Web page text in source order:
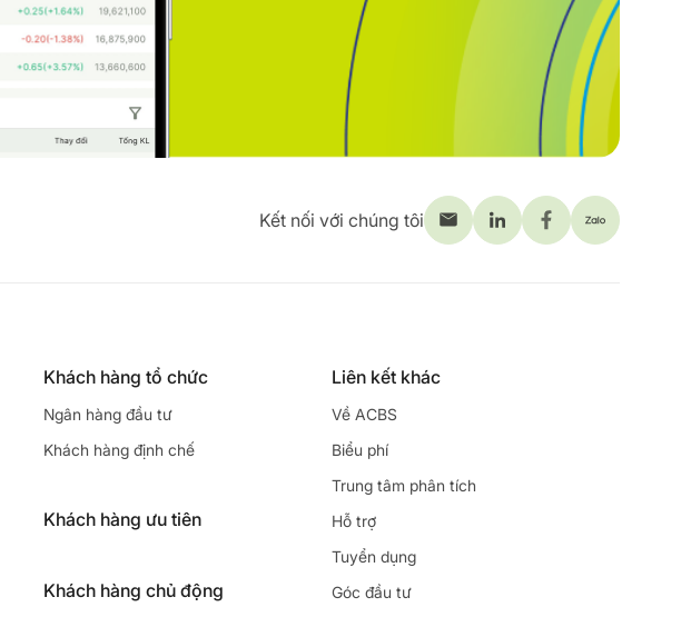
Kết nối với chúng tôi
Khách hàng tổ chức
Ngân hàng đầu tư
Khách hàng định chế
Khách hàng ưu tiên
Khách hàng chủ động
Liên kết khác
Về ACBS
Biểu phí
Trung tâm phân tích
Hỗ trợ
Tuyển dụng
Góc đầu tư